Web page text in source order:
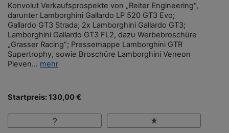
Konvolut Verkaufsprospekte von „Reiter Engineering“,
darunter Lamborghini Gallardo LP 520 GT3 Evo;
Gallardo GT3 Strada; 2x Lamborghini Gallardo GT3;
Lamborghini Gallardo GT3 FL2, dazu Werbebroschüre
„Grasser Racing“; Pressemappe Lamborghini GTR
Supertrophy, sowie Broschüre Lamborghini Veneon
Pleven... mehr
Startpreis: 130,00 €